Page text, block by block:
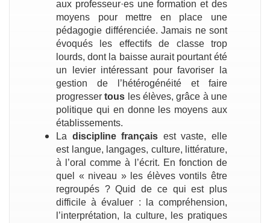
aux professeur·es une formation et des
moyens pour mettre en place une
pédagogie différenciée. Jamais ne sont
évoqués les effectifs de classe trop
lourds, dont la baisse aurait pourtant été
un levier intéressant pour favoriser la
gestion de l’hétérogénéité et faire
progressertous les élèves, grâce à une
politique qui en donne les moyens aux
établissements.
La discipline français est vaste, elle
est langue, langages, culture, littérature,
à l’oral comme à l’écrit. En fonction de
quel « niveau » les élèves vontils être
regroupés ? Quid de ce qui est plus
difficile à évaluer : la compréhension,
l’interprétation, la culture, les pratiques